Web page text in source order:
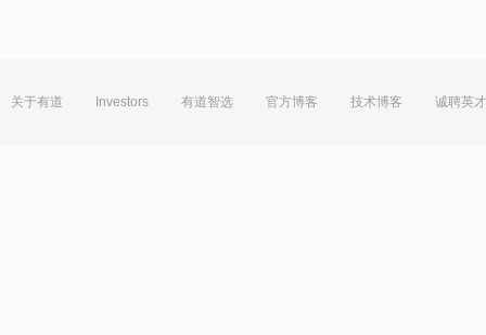
关于有道 Investors 有道智选 官方博客 技术博客 诚聘英才